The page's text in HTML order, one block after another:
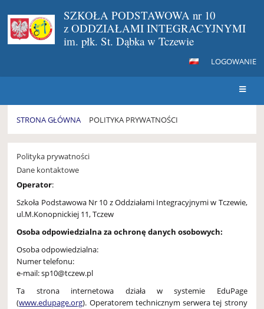
SZKOŁA PODSTAWOWA nr 10
z ODDZIAŁAMI INTEGRACYJNYMI
im. płk. St. Dąbka w Tczewie
LOGOWANIE
STRONA GŁÓWNA POLITYKA PRYWATNOŚCI
Polityka
prywatności
Polityka prywatności
Dane kontaktowe
Operator:
Szkoła Podstawowa Nr 10 z Oddziałami Integracyjnymi w Tczewie,
ul.M.Konopnickiej 11, Tczew
Osoba odpowiedzialna za ochronę danych osobowych:
Osoba odpowiedzialna:
Numer telefonu:
e-mail: sp10@tczew.pl
Ta strona internetowa działa w systemie EduPage
(www.edupage.org). Operatorem technicznym serwera tej strony